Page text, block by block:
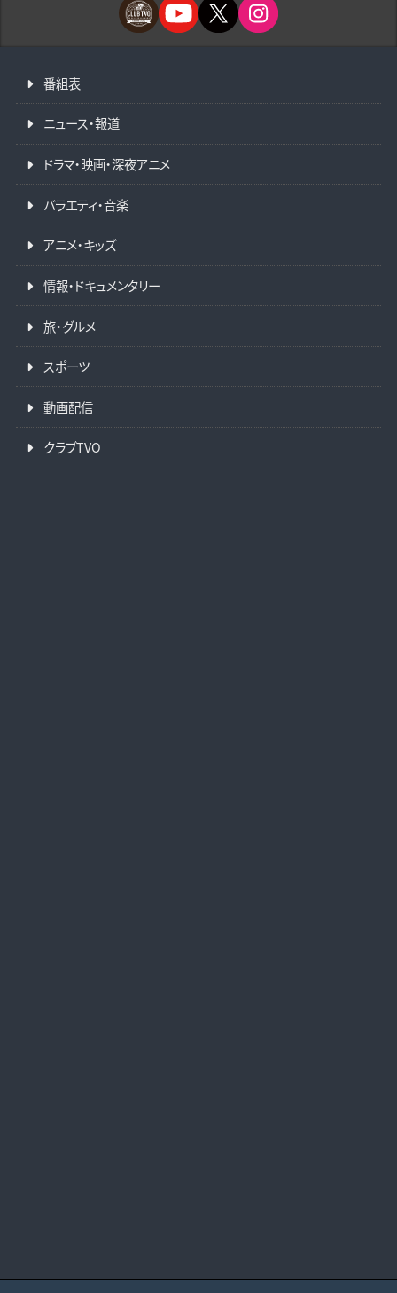
番組表
ニュース・報道
ドラマ・映画・深夜アニメ
バラエティ・音楽
アニメ・キッズ
情報・ドキュメンタリー
旅・グルメ
スポーツ
動画配信
クラブTVO